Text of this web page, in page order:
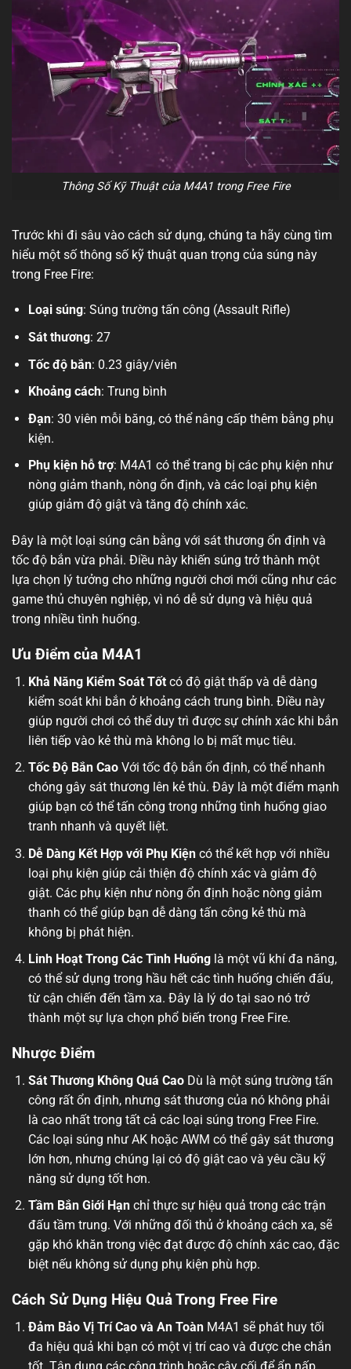
Thông Số Kỹ Thuật của M4A1 trong Free Fire
Trước khi đi sâu vào cách sử dụng, chúng ta hãy cùng tìm
hiểu một số thông số kỹ thuật quan trọng của súng này
trong Free Fire:
Loại súng: Súng trường tấn công (Assault Rifle)
Sát thương: 27
Tốc độ bắn: 0.23 giây/viên
Khoảng cách: Trung bình
Đạn: 30 viên mỗi băng, có thể nâng cấp thêm bằng phụ
kiện.
Phụ kiện hỗ trợ: M4A1 có thể trang bị các phụ kiện như
nòng giảm thanh, nòng ổn định, và các loại phụ kiện
giúp giảm độ giật và tăng độ chính xác.
Đây là một loại súng cân bằng với sát thương ổn định và
tốc độ bắn vừa phải. Điều này khiến súng trở thành một
lựa chọn lý tưởng cho những người chơi mới cũng như các
game thủ chuyên nghiệp, vì nó dễ sử dụng và hiệu quả
trong nhiều tình huống.
Ưu Điểm của M4A1
Khả Năng Kiểm Soát Tốtcó độ giật thấp và dễ dàng
kiểm soát khi bắn ở khoảng cách trung bình. Điều này
giúp người chơi có thể duy trì được sự chính xác khi bắn
liên tiếp vào kẻ thù mà không lo bị mất mục tiêu.
Tốc Độ Bắn CaoVới tốc độ bắn ổn định, có thể nhanh
chóng gây sát thương lên kẻ thù. Đây là một điểm mạnh
giúp bạn có thể tấn công trong những tình huống giao
tranh nhanh và quyết liệt.
Dễ Dàng Kết Hợp với Phụ Kiệncó thể kết hợp với nhiều
loại phụ kiện giúp cải thiện độ chính xác và giảm độ
giật. Các phụ kiện như nòng ổn định hoặc nòng giảm
thanh có thể giúp bạn dễ dàng tấn công kẻ thù mà
không bị phát hiện.
Linh Hoạt Trong Các Tình Huốnglà một vũ khí đa năng,
có thể sử dụng trong hầu hết các tình huống chiến đấu,
từ cận chiến đến tầm xa. Đây là lý do tại sao nó trở
thành một sự lựa chọn phổ biến trong Free Fire.
Nhược Điểm
Sát Thương Không Quá CaoDù là một súng trường tấn
công rất ổn định, nhưng sát thương của nó không phải
là cao nhất trong tất cả các loại súng trong Free Fire.
Các loại súng như AK hoặc AWM có thể gây sát thương
lớn hơn, nhưng chúng lại có độ giật cao và yêu cầu kỹ
năng sử dụng tốt hơn.
Tầm Bắn Giới Hạnchỉ thực sự hiệu quả trong các trận
đấu tầm trung. Với những đối thủ ở khoảng cách xa, sẽ
gặp khó khăn trong việc đạt được độ chính xác cao, đặc
biệt nếu không sử dụng phụ kiện phù hợp.
Cách Sử Dụng Hiệu Quả Trong Free Fire
Đảm Bảo Vị Trí Cao và An ToànM4A1 sẽ phát huy tối
đa hiệu quả khi bạn có một vị trí cao và được che chắn